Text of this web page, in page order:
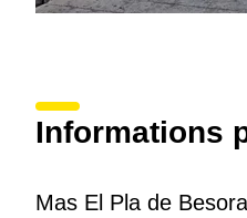
Informations
Mas El Pla de Besora